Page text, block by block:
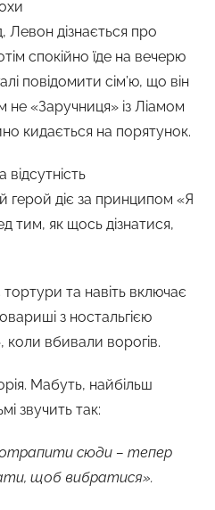
дізнається про
спокійно їде на вечерю
повідомити сім’ю, що він
не «Заручниця» із Ліамом
кидається на порятунок.
герой діє за принципом «Я
тим, як щось дізнатися,
та навіть включає
з ностальгією
коли вбивали ворогів.
Мабуть, найбільш
звучить так:
сюди – тепер
щоб вибратися».